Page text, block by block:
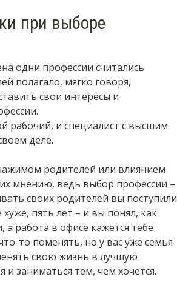
при выборе
одни профессии считались
полагало, мягко говоря,
свои интересы и
рабочий, и специалист с высшим
деле.
родителей или влиянием
мнению, ведь выбор профессии –
своих родителей вы поступили
пять лет – и вы понял, как
работа в офисе кажется тебе
то поменять, но у вас уже семья
свою жизнь в лучшую
заниматься тем, чем хочется.